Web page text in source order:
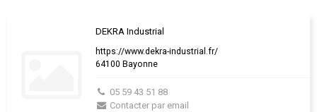
DEKRA Industrial
https://www.dekra-industrial.fr/
64100 Bayonne
05 59 43 51 88
Contacter par email